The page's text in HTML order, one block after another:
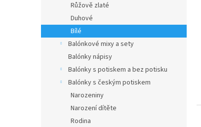
Růžově zlaté
Duhové
Bílé
Balónkové mixy a sety
Balónky nápisy
Balónky s potiskem a bez potisku
Balónky s českým potiskem
Narozeniny
Narození dítěte
Rodina